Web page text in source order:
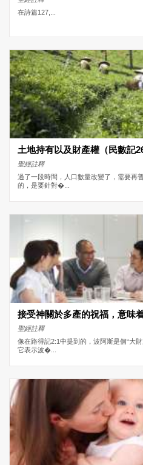
在詩篇127,...
土地持有以及財產權（民數記
聖經註釋
過了一段時間，人口數量改變了，需要再
的，是要針對�...
接受神關於多產的祝福，意味
聖經註釋
像在路得記2:1中提到的，波阿斯是個“大
它表示波�...